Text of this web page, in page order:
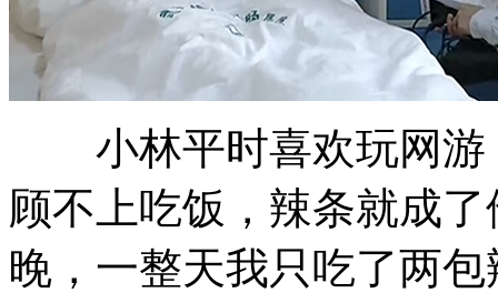
小林平时喜欢玩网游
顾不上吃饭，辣条就成
晚，一整天我只吃了两